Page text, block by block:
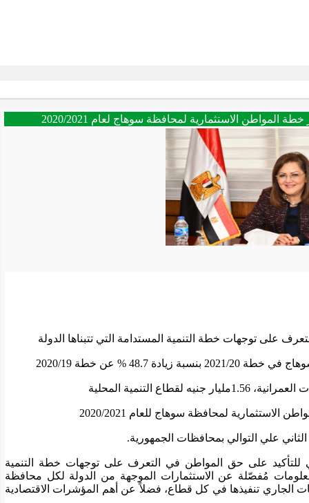
الاستثمارية لمحافظة سوهاج لعام 2020/2021
توجهات خطة التنمية المستدامة التي تتبناها الدولة
% عن خطة 2020/19
المحلية
لمحافظة سوهاج للعام 2020/2021
علي التوالي بمحافظات الجمهورية.
وأوضحت د.هالة السعيد أن "خطة المواطن" تأتي للتأكيد على حق المواطن في التعرف على توجهات خطة التنمية
المستدامة التي تتبناها الدولة، مؤكدة أنها تقدم معلومات مُفصّلة عن الاستثمارات الموجهة من الدولة لكل محافظة
وتوزيعها على القطاعات المختلفة، وأبرز المشروعات الجاري تنفيذها في كل قطاع، فضلاً عن أهم المؤشرات الاقتصادية